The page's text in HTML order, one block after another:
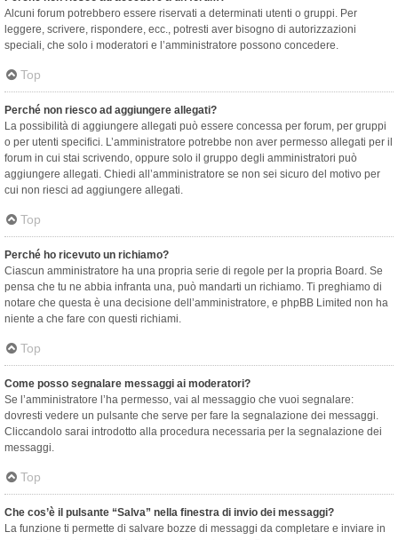
Alcuni forum potrebbero essere riservati a determinati utenti o gruppi. Per
leggere, scrivere, rispondere, ecc., potresti aver bisogno di autorizzazioni
speciali, che solo i moderatori e l’amministratore possono concedere.
Top
Perché non riesco ad aggiungere allegati?
La possibilità di aggiungere allegati può essere concessa per forum, per gruppi
o per utenti specifici. L’amministratore potrebbe non aver permesso allegati per il
forum in cui stai scrivendo, oppure solo il gruppo degli amministratori può
aggiungere allegati. Chiedi all’amministratore se non sei sicuro del motivo per
cui non riesci ad aggiungere allegati.
Top
Perché ho ricevuto un richiamo?
Ciascun amministratore ha una propria serie di regole per la propria Board. Se
pensa che tu ne abbia infranta una, può mandarti un richiamo. Ti preghiamo di
notare che questa è una decisione dell’amministratore, e phpBB Limited non ha
niente a che fare con questi richiami.
Top
Come posso segnalare messaggi ai moderatori?
Se l’amministratore l’ha permesso, vai al messaggio che vuoi segnalare:
dovresti vedere un pulsante che serve per fare la segnalazione dei messaggi.
Cliccandolo sarai introdotto alla procedura necessaria per la segnalazione dei
messaggi.
Top
Che cos’è il pulsante “Salva” nella finestra di invio dei messaggi?
La funzione ti permette di salvare bozze di messaggi da completare e inviare in